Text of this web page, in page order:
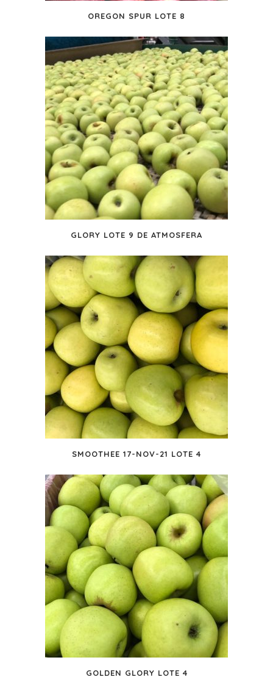
OREGON SPUR LOTE 8
GLORY LOTE 9 DE ATMOSFERA
SMOOTHEE 17-NOV-21 LOTE 4
GOLDEN GLORY LOTE 4